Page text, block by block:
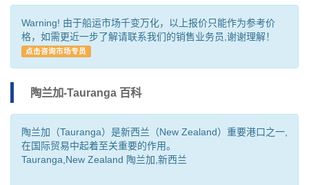
Warning! 由于船运市场千变万化，以上报价只能作为参考价
格，如需更近一步了解请联系我们的销售业务员,谢谢理解！
点击咨询市场专员
陶兰加-Tauranga 百科
陶兰加（Tauranga）是新西兰（New Zealand）重要港口之一,
在国际贸易中起着至关重要的作用。
Tauranga,New Zealand 陶兰加,新西兰